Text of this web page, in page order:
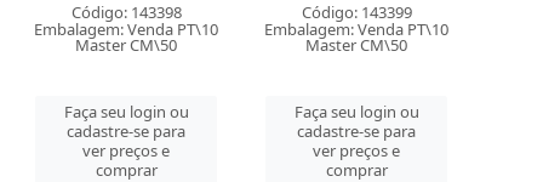
Código: 143398
Embalagem: Venda PT\10
Master CM\50
Faça seu login ou
cadastre-se para
ver preços e
comprar
Código: 143399
Embalagem: Venda PT\10
Master CM\50
Faça seu login ou
cadastre-se para
ver preços e
comprar